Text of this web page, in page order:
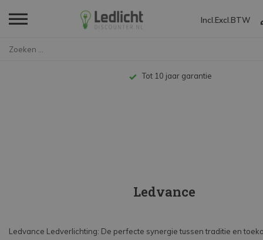
Incl. Excl. BTW
Tot 10 jaar garantie
Ledvance
Ledvance Ledverlichting: De perfecte synergie tussen traditie en